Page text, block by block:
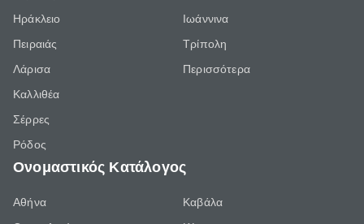
Ηράκλειο
Πειραιάς
Λάρισα
Καλλιθέα
Σέρρες
Ρόδος
Ιωάννινα
Τρίπολη
Περισσότερα
Ονομαστικός Κατάλογος
Αθήνα
Καβάλα